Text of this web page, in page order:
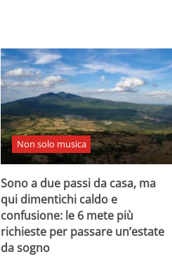
Non solo musica
Sono a due passi da casa, ma
qui dimentichi caldo e
confusione: le 6 mete più
richieste per passare un’estate
da sogno